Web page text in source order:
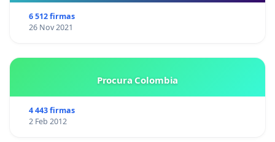
6 512 firmas
26 Nov 2021
Procura Colombia
4 443 firmas
2 Feb 2012